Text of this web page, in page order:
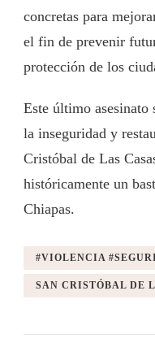
concretas para
el fin de prevenir
protección de los
Este último asesinato
la inseguridad y
Cristóbal de Las
históricamente un
Chiapas.
#VIOLENCIA
SAN CRISTÓBAL DE